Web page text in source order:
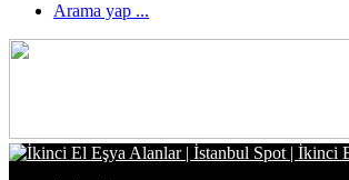
Arama yap ...